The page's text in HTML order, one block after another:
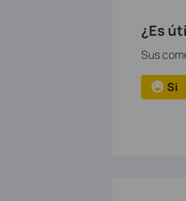
¿Es
Sus
Si